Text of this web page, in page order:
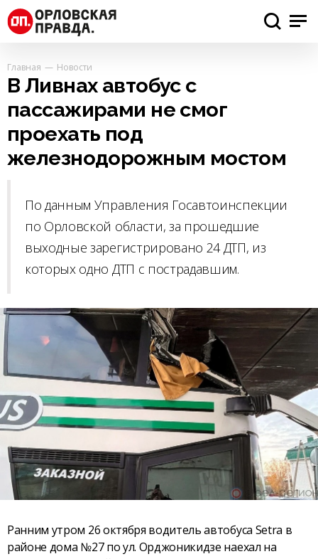
Главная Новости
В Ливнах автобус с
пассажирами не смог
проехать под
железнодорожным мостом
По данным Управления Госавтоинспекции
по Орловской области, за прошедшие
выходные зарегистрировано 24 ДТП, из
которых одно ДТП с пострадавшим.
Ранним утром 26 октября водитель автобуса Setra в
районе дома №27 по ул. Орджоникидзе наехал на